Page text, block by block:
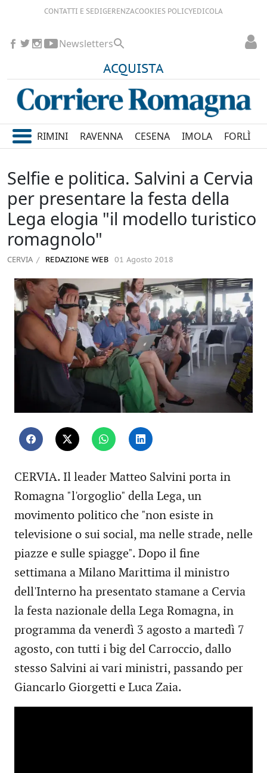
CONTATTI E SEDIGERENZACOOKIES POLICYEDICOLA
ACQUISTA
Newsletters
RIMINI RAVENNA CESENA IMOLA FORLÌ
Selfie e politica. Salvini a Cervia
per presentare la festa della
Lega elogia "il modello turistico
romagnolo"
CERVIA REDAZIONE WEB 01 Agosto 2018
CERVIA. Il leader Matteo Salvini porta in
Romagna "l'orgoglio" della Lega, un
movimento politico che "non esiste in
televisione o sui social, ma nelle strade, nelle
piazze e sulle spiagge". Dopo il fine
settimana a Milano Marittima il ministro
dell'Interno ha presentato stamane a Cervia
la festa nazionale della Lega Romagna, in
programma da venerdì 3 agosto a martedì 7
agosto, con tutti i big del Carroccio, dallo
stesso Salvini ai vari ministri, passando per
Giancarlo Giorgetti e Luca Zaia.